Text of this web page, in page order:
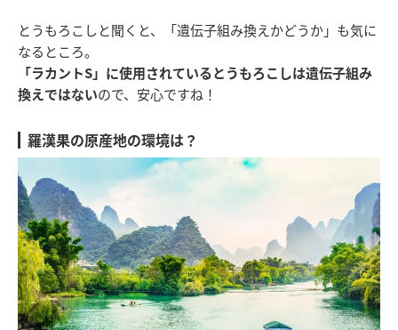
とうもろこしと聞くと、「遺伝子組み換えかどうか」も気に
なるところ。
「ラカントS」に使用されているとうもろこしは遺伝子組み
換えではないので、安心ですね！
羅漢果の原産地の環境は？